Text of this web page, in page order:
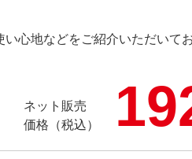
心地などをご紹介いただいて
ネット販売
価格（税込）